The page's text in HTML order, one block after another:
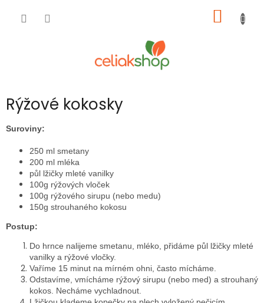
KOŠÍK
Rýžové kokosky
Suroviny:
250 ml smetany
200 ml mléka
půl lžičky mleté vanilky
100g rýžových vloček
100g rýžového sirupu (nebo medu)
150g strouhaného kokosu
Postup:
Do hrnce nalijeme smetanu, mléko, přidáme půl lžičky mleté
vanilky a rýžové vločky.
Vaříme 15 minut na mírném ohni, často mícháme.
Odstavíme, vmícháme rýžový sirupu (nebo med) a strouhaný
kokos. Necháme vychladnout.